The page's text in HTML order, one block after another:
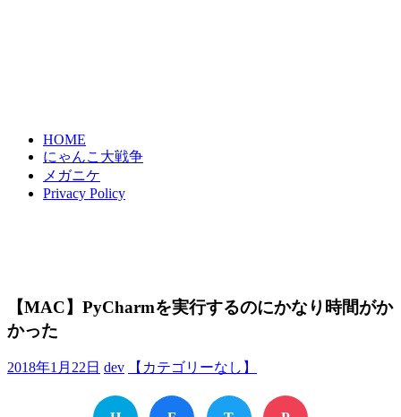
HOME
にゃんこ大戦争
メガニケ
Privacy Policy
【MAC】PyCharmを実行するのにかなり時間がか
かった
2018年1月22日 dev 【カテゴリーなし】